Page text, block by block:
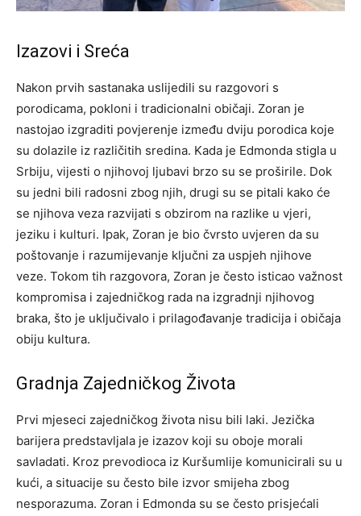
Izazovi i Sreća
Nakon prvih sastanaka uslijedili su razgovori s
porodicama, pokloni i tradicionalni običaji. Zoran je
nastojao izgraditi povjerenje između dviju porodica koje
su dolazile iz različitih sredina. Kada je Edmonda stigla u
Srbiju, vijesti o njihovoj ljubavi brzo su se proširile. Dok
su jedni bili radosni zbog njih, drugi su se pitali kako će
se njihova veza razvijati s obzirom na razlike u vjeri,
jeziku i kulturi. Ipak, Zoran je bio čvrsto uvjeren da su
poštovanje i razumijevanje ključni za uspjeh njihove
veze. Tokom tih razgovora, Zoran je često isticao važnost
kompromisa i zajedničkog rada na izgradnji njihovog
braka, što je uključivalo i prilagođavanje tradicija i običaja
obiju kultura.
Gradnja Zajedničkog Života
Prvi mjeseci zajedničkog života nisu bili laki. Jezička
barijera predstavljala je izazov koji su oboje morali
savladati. Kroz prevodioca iz Kuršumlije komunicirali su u
kući, a situacije su često bile izvor smijeha zbog
nesporazuma. Zoran i Edmonda su se često prisjećali